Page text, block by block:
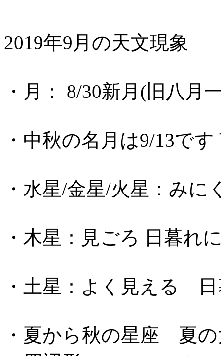
2019年9月の天文現象
・月： 8/30新月(旧八月
・中秋の名月は9/13で
・水星/金星/火星：みに
・木星：見ごろ 日暮れ
・土星：よく見える
・夏から秋の星座 夏